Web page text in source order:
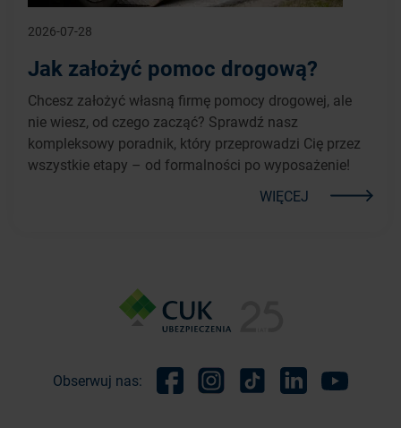
2026-07-28
Jak założyć pomoc drogową?
Chcesz założyć własną firmę pomocy drogowej, ale
nie wiesz, od czego zacząć? Sprawdź nasz
kompleksowy poradnik, który przeprowadzi Cię przez
wszystkie etapy – od formalności po wyposażenie!
WIĘCEJ
Obserwuj nas: